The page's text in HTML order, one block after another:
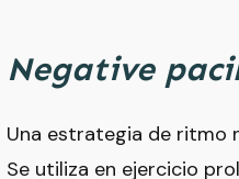
Negative
Una estrategia de ritmo
Se utiliza en ejercicio